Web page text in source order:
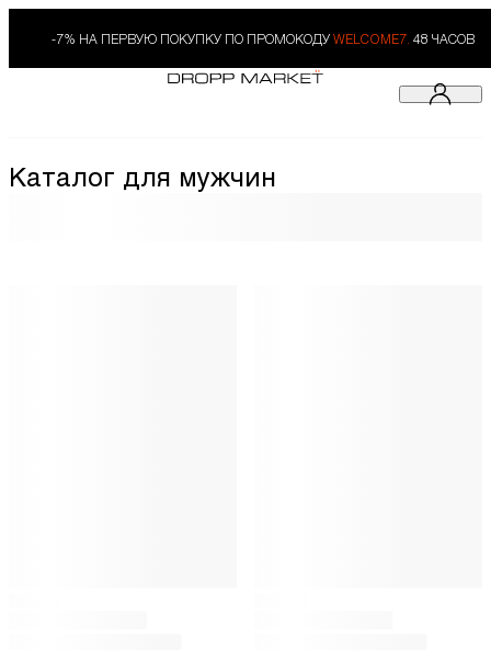
-7% НА ПЕРВУЮ ПОКУПКУ ПО ПРОМОКОДУ WELCOME7. 48 ЧАСОВ
Каталог для мужчин